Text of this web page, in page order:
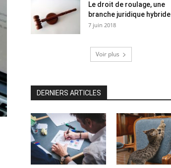
Le droit de roulage, une
branche juridique hybride
7 juin 2018
Voir plus
DERNIERS ARTICLES